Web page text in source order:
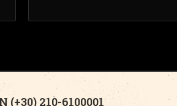
210-6100001